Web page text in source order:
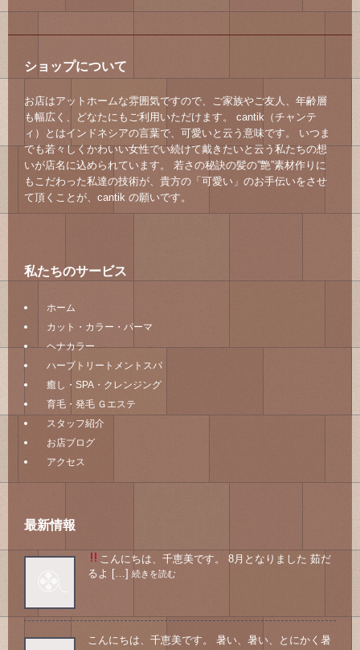
ショップについて
お店はアットホームな雰囲気ですので、ご家族やご友人、年齢層
も幅広く、どなたにもご利用いただけます。 cantik（チャンテ
ィ）とはインドネシアの言葉で、可愛いと云う意味です。 いつま
でも若々しくかわいい女性でい続けて戴きたいと云う私たちの想
いが店名に込められています。 若さの秘訣の髪の”艶”素材作りに
もこだわった私達の技術が、貴方の「可愛い」のお手伝いをさせ
て頂くことが、cantik の願いです。
私たちのサービス
ホーム
カット・カラー・パーマ
ヘナカラー
ハーブトリートメントスパ
癒し・SPA・クレンジング
育毛・発毛 Ｇエステ
スタッフ紹介
お店ブログ
アクセス
最新情報
こんにちは、千恵美です。 8月となりました 茹だ
るよ […] 続きを読む
こんにちは、千恵美です。 暑い、暑い、とにかく暑